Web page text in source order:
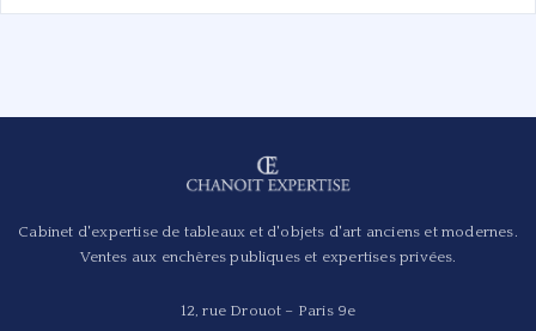
Cabinet d'expertise de tableaux et d'objets d'art anciens et modernes.
Ventes aux enchères publiques et expertises privées.
12, rue Drouot – Paris 9e